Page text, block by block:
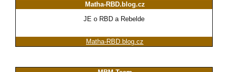
Matha-RBD.blog.cz
JE o RBD a Rebelde
Matha-RBD.blog.cz